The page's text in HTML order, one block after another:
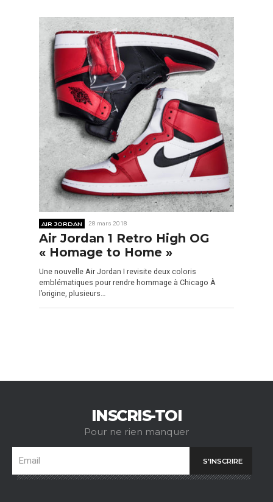
AIR JORDAN 28 mars 2018
Air Jordan 1 Retro High OG
« Homage to Home »
Une nouvelle Air Jordan I revisite deux coloris
emblématiques pour rendre hommage à Chicago À
l’origine, plusieurs…
INSCRIS-TOI
Pour ne rien manquer